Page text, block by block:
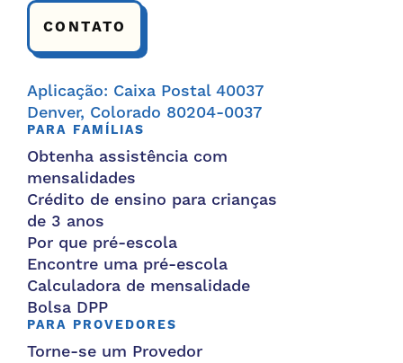
CONTATO
Aplicação: Caixa Postal 40037
Denver, Colorado 80204-0037
PARA FAMÍLIAS
Obtenha assistência com
mensalidades
Crédito de ensino para crianças
de 3 anos
Por que pré-escola
Encontre uma pré-escola
Calculadora de mensalidade
Bolsa DPP
PARA PROVEDORES
Torne-se um Provedor